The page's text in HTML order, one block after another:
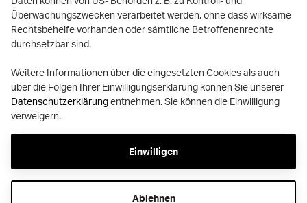
Überwachungszwecken verarbeitet werden, ohne dass wirksame
Rechtsbehelfe vorhanden oder sämtliche Betroffenenrechte
durchsetzbar sind.
Weitere Informationen über die eingesetzten Cookies als auch
über die Folgen Ihrer Einwilligungserklärung können Sie unserer
Datenschutzerklärungentnehmen. Sie können die Einwilligung
verweigern.
Einwilligen
Ablehnen